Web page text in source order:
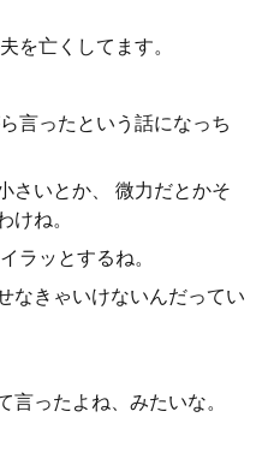
を亡くしてます。
言ったという話になっち
さいとか、 微力だとかそ
けね。
ラッとするね。
なきゃいけないんだってい
ったよね、みたいな。